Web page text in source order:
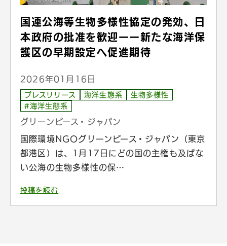
国連公海等生物多様性協定の発効、日
本政府の批准を歓迎ーー新たな海洋保
護区の早期設定へ促進期待
2026年01月16日
プレスリリース 海洋生態系
生物多様性
#海洋生態系
グリーンピース・ジャパン
国際環境NGOグリーンピース・ジャパン（東京
都港区）は、1月17日にどの国の主権も及ばな
い公海の生物多様性の保…
投稿を読む